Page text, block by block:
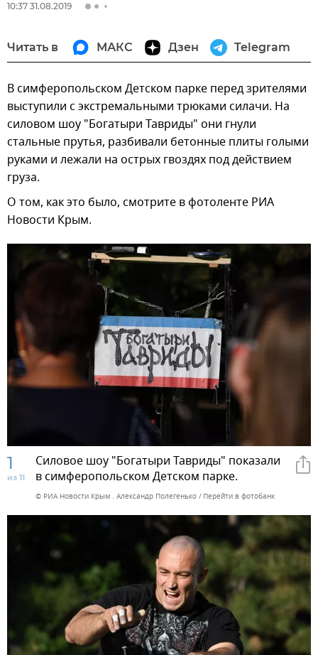
10:37 31.08.2019
Читать в МАКС Дзен Telegram
В симферопольском Детском парке перед зрителями
выступили с экстремальными трюками силачи. На
силовом шоу "Богатыри Тавриды" они гнули
стальные прутья, разбивали бетонные плиты голыми
руками и лежали на острых гвоздях под действием
груза.
О том, как это было, смотрите в фотоленте РИА
Новости Крым.
1
из 11
Силовое шоу "Богатыри Тавриды" показали
в симферопольском Детском парке.
© РИА Новости Крым . Александр Полегенько Перейти в фотобанк